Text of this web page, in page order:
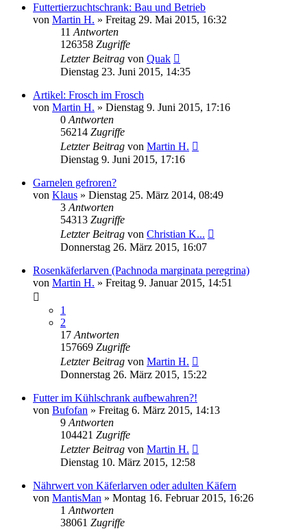
Futtertierzuchtschrank: Bau und Betrieb
von Martin H. » Freitag 29. Mai 2015, 16:32
11 Antworten
126358 Zugriffe
Letzter Beitrag von Quak
Dienstag 23. Juni 2015, 14:35
Artikel: Frosch im Frosch
von Martin H. » Dienstag 9. Juni 2015, 17:16
0 Antworten
56214 Zugriffe
Letzter Beitrag von Martin H.
Dienstag 9. Juni 2015, 17:16
Garnelen gefroren?
von Klaus » Dienstag 25. März 2014, 08:49
3 Antworten
54313 Zugriffe
Letzter Beitrag von Christian K...
Donnerstag 26. März 2015, 16:07
Rosenkäferlarven (Pachnoda marginata peregrina)
von Martin H. » Freitag 9. Januar 2015, 14:51
1
2
17 Antworten
157669 Zugriffe
Letzter Beitrag von Martin H.
Donnerstag 26. März 2015, 15:22
Futter im Kühlschrank aufbewahren?!
von Bufofan » Freitag 6. März 2015, 14:13
9 Antworten
104421 Zugriffe
Letzter Beitrag von Martin H.
Dienstag 10. März 2015, 12:58
Nährwert von Käferlarven oder adulten Käfern
von MantisMan » Montag 16. Februar 2015, 16:26
1 Antworten
38061 Zugriffe